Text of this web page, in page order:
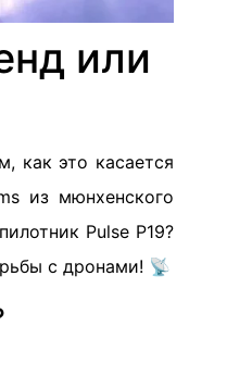
или
как это касается
из мюнхенского
Pulse P19?
с дронами! 📡